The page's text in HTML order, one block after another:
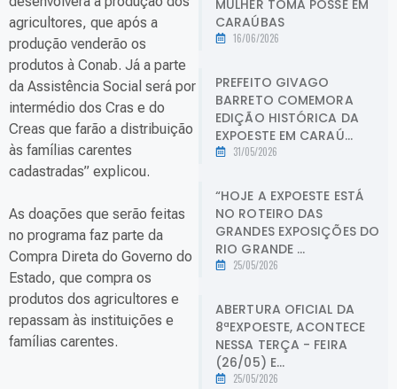
agricultores, que após a
produção venderão os
produtos à Conab. Já a parte
da Assistência Social será por
intermédio dos Cras e do
Creas que farão a distribuição
às famílias carentes
cadastradas” explicou.
As doações que serão feitas
no programa faz parte da
Compra Direta do Governo do
Estado, que compra os
produtos dos agricultores e
repassam às instituições e
famílias carentes.
MULHER TOMA POSSE EM
CARAÚBAS
16/06/2026
PREFEITO GIVAGO
BARRETO COMEMORA
EDIÇÃO HISTÓRICA DA
EXPOESTE EM CARAÚ...
31/05/2026
“HOJE A EXPOESTE ESTÁ
NO ROTEIRO DAS
GRANDES EXPOSIÇÕES DO
RIO GRANDE ...
25/05/2026
ABERTURA OFICIAL DA
8ªEXPOESTE, ACONTECE
NESSA TERÇA - FEIRA
(26/05) E...
25/05/2026